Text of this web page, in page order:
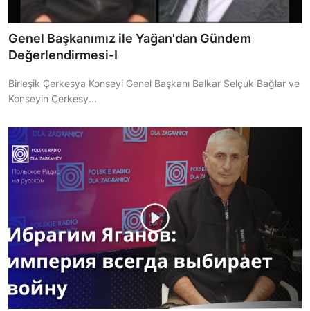
Genel Başkanımız ile Yağan'dan Gündem
Değerlendirmesi-I
Birleşik Çerkesya Konseyi Genel Başkanı Balkar Selçuk Bağlar ve
Konseyin Çerkesy...